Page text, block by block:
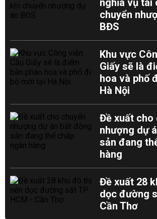
nghĩa vụ tài
chuyển
BĐS
Khu vực
Giấy sẽ là
hoa và phố
Hà Nội
Đề xuất cho
nhượng dự
sản đang
hàng
Đề xuất 28
dọc đường
Cần Thơ